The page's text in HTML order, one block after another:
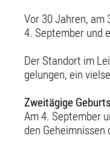
Vor 30 Jahren, am
4. September und
Der Standort im
gelungen, ein
Zweitägige
Am 4. September
den